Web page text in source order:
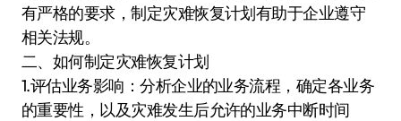
有严格的要求，制定灾难恢复计划有助于企业遵守
相关法规。
二、如何制定灾难恢复计划
1.评估业务影响：分析企业的业务流程，确定各业务
的重要性，以及灾难发生后允许的业务中断时间